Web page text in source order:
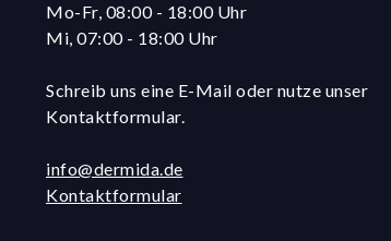
Mo-Fr, 08:00 - 18:00 Uhr
Mi, 07:00 - 18:00 Uhr
Schreib uns eine E-Mail oder nutze unser
Kontaktformular.
info@dermida.de
Kontaktformular